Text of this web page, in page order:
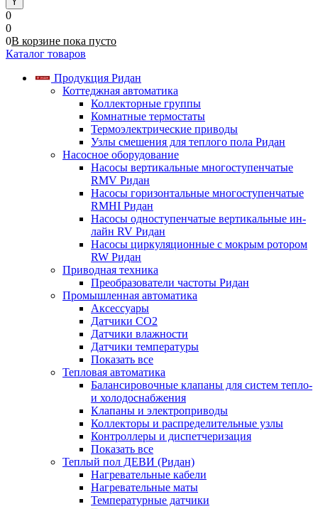
0
0
0В корзине пока пусто
Каталог товаров
Продукция Ридан
Коттеджная автоматика
Коллекторные группы
Комнатные термостаты
Термоэлектрические приводы
Узлы смешения для теплого пола Ридан
Насосное оборудование
Насосы вертикальные многоступенчатые
RMV Ридан
Насосы горизонтальные многоступенчатые
RMHI Ридан
Насосы одноступенчатые вертикальные ин-
лайн RV Ридан
Насосы циркуляционные с мокрым ротором
RW Ридан
Приводная техника
Преобразователи частоты Ридан
Промышленная автоматика
Аксессуары
Датчики CO2
Датчики влажности
Датчики температуры
Показать все
Тепловая автоматика
Балансировочные клапаны для систем тепло-
и холодоснабжения
Клапаны и электроприводы
Коллекторы и распределительные узлы
Контроллеры и диспетчеризация
Показать все
Теплый пол ДЕВИ (Ридан)
Нагревательные кабели
Нагревательные маты
Температурные датчики